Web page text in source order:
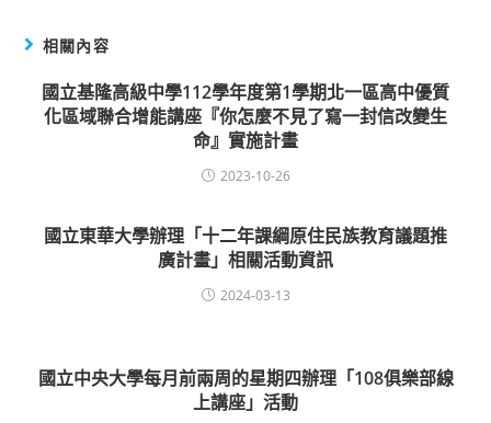
相關內容
國立基隆高級中學112學年度第1學期北一區高中優質
化區域聯合增能講座『你怎麼不見了寫一封信改變生
命』實施計畫
2023-10-26
國立東華大學辦理「十二年課綱原住民族教育議題推
廣計畫」相關活動資訊
2024-03-13
國立中央大學每月前兩周的星期四辦理「108俱樂部線
上講座」活動